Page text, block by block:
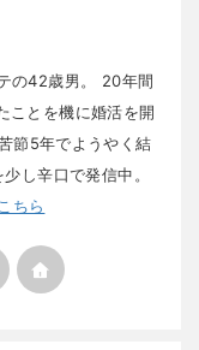
の42歳男。 20年間
ことを機に婚活を開
節5年でようやく結
し辛口で発信中。
ちら